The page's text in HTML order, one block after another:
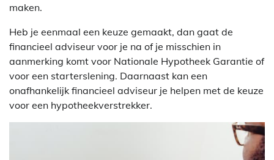
maken.
Heb je eenmaal een keuze gemaakt, dan gaat de
financieel adviseur voor je na of je misschien in
aanmerking komt voor Nationale Hypotheek Garantie of
voor een starterslening. Daarnaast kan een
onafhankelijk financieel adviseur je helpen met de keuze
voor een hypotheekverstrekker.